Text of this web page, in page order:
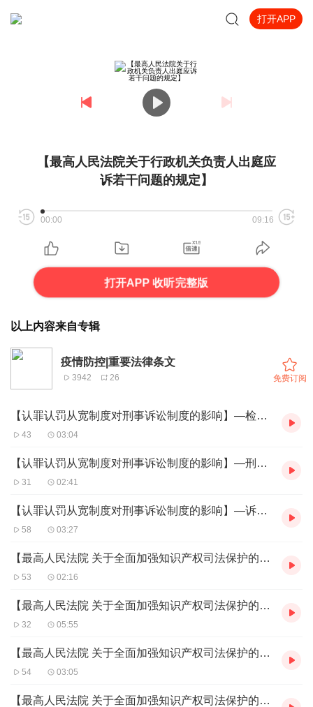
打开APP
【最高人民法院关于行政机关负责人出庭应
诉若干问题的规定】
00:00 09:16
打开APP 收听完整版
以上内容来自专辑
疫情防控|重要法律条文
3942 26 免费订阅
【认罪认罚从宽制度对刑事诉讼制度的影响】—检查机关主导认罪认罚案件的处理
43 03:04
【认罪认罚从宽制度对刑事诉讼制度的影响】—刑事诉讼的重心前移至审查起诉阶段
31 02:41
【认罪认罚从宽制度对刑事诉讼制度的影响】—诉讼构造改变
58 03:27
【最高人民法院 关于全面加强知识产权司法保护的意见】—一
53 02:16
【最高人民法院 关于全面加强知识产权司法保护的意见】—二
32 05:55
【最高人民法院 关于全面加强知识产权司法保护的意见】—三
54 03:05
【最高人民法院 关于全面加强知识产权司法保护的意见】—四